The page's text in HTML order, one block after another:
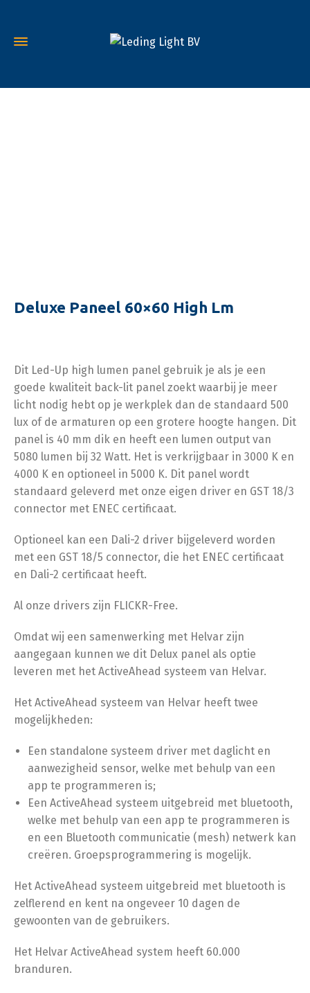
Deluxe Paneel 60×60 High Lm
Dit Led-Up high lumen panel gebruik je als je een
goede kwaliteit back-lit panel zoekt waarbij je meer
licht nodig hebt op je werkplek dan de standaard 500
lux of de armaturen op een grotere hoogte hangen. Dit
panel is 40 mm dik en heeft een lumen output van
5080 lumen bij 32 Watt. Het is verkrijgbaar in 3000 K en
4000 K en optioneel in 5000 K. Dit panel wordt
standaard geleverd met onze eigen driver en GST 18/3
connector met ENEC certificaat.
Optioneel kan een Dali-2 driver bijgeleverd worden
met een GST 18/5 connector, die het ENEC certificaat
en Dali-2 certificaat heeft.
Al onze drivers zijn FLICKR-Free.
Omdat wij een samenwerking met Helvar zijn
aangegaan kunnen we dit Delux panel als optie
leveren met het ActiveAhead systeem van Helvar.
Het ActiveAhead systeem van Helvar heeft twee
mogelijkheden:
Een standalone systeem driver met daglicht en
aanwezigheid sensor, welke met behulp van een
app te programmeren is;
Een ActiveAhead systeem uitgebreid met bluetooth,
welke met behulp van een app te programmeren is
en een Bluetooth communicatie (mesh) netwerk kan
creëren. Groepsprogrammering is mogelijk.
Het ActiveAhead systeem uitgebreid met bluetooth is
zelflerend en kent na ongeveer 10 dagen de
gewoonten van de gebruikers.
Het Helvar ActiveAhead system heeft 60.000
branduren.